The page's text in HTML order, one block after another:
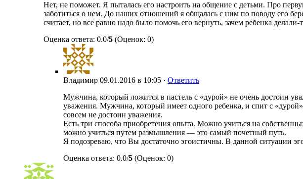
Нет, не поможет. Я пыталась его настроить на общение с детьми. Про
заботиться о нем. До наших отношений я общалась с ним по поводу его
считает, но все равно надо было помочь его вернуть, зачем ребенка делали-
Оценка ответа: 0.0/5 (Оценок: 0)
Владимир 09.01.2016 в 10:05 · Ответить
Мужчина, который ложится в пастель с «дурой» не очень достоин
уважения. Мужчина, который имеет одного ребенка, и спит с «дурой»,
совсем не достоин уважения.
Есть три способа приобретения опыта. Можно учиться на
можно учиться путем размышления — это самый почетный путь.
Я подозреваю, что Вы достаточно эгоистичны. В данной ситуации
Оценка ответа: 0.0/5 (Оценок: 0)